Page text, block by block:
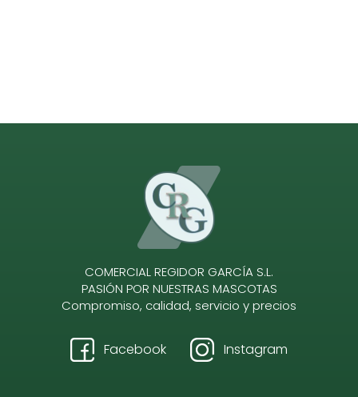
COMERCIAL REGIDOR GARCÍA S.L.
PASIÓN POR NUESTRAS MASCOTAS
Compromiso, calidad, servicio y precios
Facebook Instagram